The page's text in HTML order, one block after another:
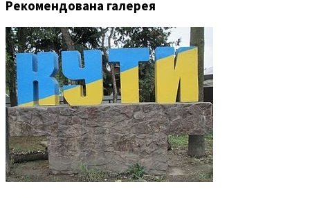
Рекомендована галерея